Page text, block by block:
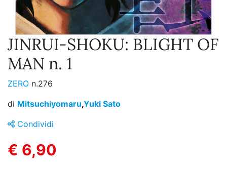
JINRUI-SHOKU: BLIGHT OF
MAN n. 1
ZERO n.276
di Mitsuchiyomaru,Yuki Sato
Condividi
€ 6,90